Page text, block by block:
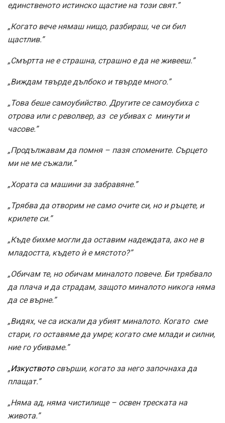
единственото истинско щастие на този свят.”
„Когато вече нямаш нищо, разбираш, че си бил
щастлив.”
„Смъртта не е страшна, страшно е да не живееш.”
„Виждам твърде дълбоко и твърде много.”
„Това беше самоубийство. Другите се самоубиха с
отрова или с револвер, аз се убивах с минути и
часове.”
„Продължавам да помня – пазя спомените. Сърцето
ми не ме съжали.”
„Хората са машини за забравяне.”
„Трябва да отворим не само очите си, но и ръцете, и
крилете си.”
„Къде бихме могли да оставим надеждата, ако не в
младостта, където ѝ е мястото?”
„Обичам те, но обичам миналото повече. Би трябвало
да плача и да страдам, защото миналото никога няма
да се върне.”
„Видях, че са искали да убият миналото. Когато сме
стари, го оставяме да умре; когато сме млади и силни,
ние го убиваме.”
„Изкуствотосвърши, когато за него започнаха да
плащат.”
„Няма ад, няма чистилище – освен треската на
живота.”